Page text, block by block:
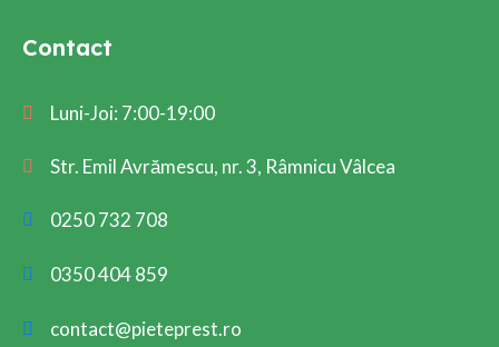
Contact
Luni-Joi: 7:00-19:00
Str. Emil Avrămescu, nr. 3, Râmnicu Vâlcea
0250 732 708
0350 404 859
contact@pieteprest.ro